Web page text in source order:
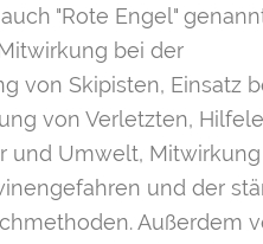
"Rote Engel"
bei der
von Skipisten, Einsatz
von Verletzten,
und Umwelt,
und der
Außerdem